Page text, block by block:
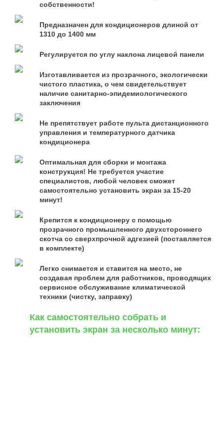
собственности!
Предназначен для кондиционеров длиной от
1310 до 1400 мм
Регулируется по углу наклона лицевой панели
Изготавливается из прозрачного, экологически
чистого пластика, о чем свидетельствует
наличие санитарно-эпидемиологического
заключения
Не препятствует работе пульта дистанционного
управления и температурного датчика
кондиционера
Оптимальная для сборки и монтажа
конструкция! Не требуется участие
специалистов, любой человек сможет
самостоятельно установить экран за 15-20
минут!
Крепится к кондиционеру с помощью
прозрачного промышленного двухстороннего
скотча со сверхпрочной адгезией (поставляется
в комплекте)
Легко снимается и ставится на место, не
создавая проблем для работников, проводящих
сервисное обслуживание климатической
техники (чистку, заправку)
Как самостоятельно собрать и
установить экран за несколько минут: